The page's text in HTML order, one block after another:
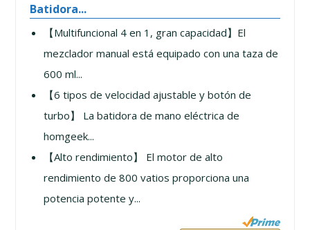
Batidora...
【Multifuncional 4 en 1, gran capacidad】El
mezclador manual está equipado con una taza de
600 ml...
【6 tipos de velocidad ajustable y botón de
turbo】 La batidora de mano eléctrica de
homgeek...
【Alto rendimiento】 El motor de alto
rendimiento de 800 vatios proporciona una
potencia potente y...